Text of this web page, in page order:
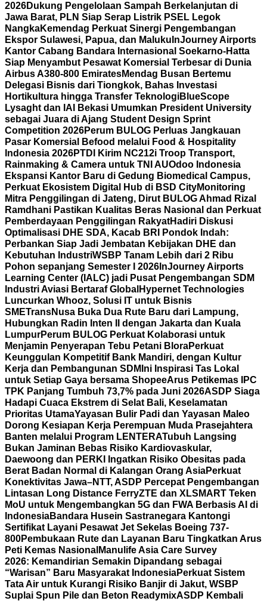
2026Dukung Pengelolaan Sampah Berkelanjutan di
Jawa Barat, PLN Siap Serap Listrik PSEL Legok
NangkaKemendag Perkuat Sinergi Pengembangan
Ekspor Sulawesi, Papua, dan Maluku InJourney Airports
Kantor Cabang Bandara Internasional Soekarno-Hatta
Siap Menyambut Pesawat Komersial Terbesar di Dunia
Airbus A380-800 EmiratesMendag Busan Bertemu
Delegasi Bisnis dari Tiongkok, Bahas Investasi
Hortikultura hingga Transfer TeknologiBlueScope
Lysaght dan IAI Bekasi Umumkan President University
sebagai Juara di Ajang Student Design Sprint
Competition 2026Perum BULOG Perluas Jangkauan
Pasar Komersial Befood melalui Food & Hospitality
Indonesia 2026PTDI Kirim NC212i Troop Transport,
Rainmaking & Camera untuk TNI AUOdoo Indonesia
Ekspansi Kantor Baru di Gedung Biomedical Campus,
Perkuat Ekosistem Digital Hub di BSD CityMonitoring
Mitra Penggilingan di Jateng, Dirut BULOG Ahmad Rizal
Ramdhani Pastikan Kualitas Beras Nasional dan Perkuat
Pemberdayaan Penggilingan RakyatHadiri Diskusi
Optimalisasi DHE SDA, Kacab BRI Pondok Indah:
Perbankan Siap Jadi Jembatan Kebijakan DHE dan
Kebutuhan IndustriWSBP Tanam Lebih dari 2 Ribu
Pohon sepanjang Semester I 2026 InJourney Airports
Learning Center (IALC) jadi Pusat Pengembangan SDM
Industri Aviasi Bertaraf Global Hypernet Technologies
Luncurkan Whooz, Solusi IT untuk Bisnis
SMETransNusa Buka Dua Rute Baru dari Lampung,
Hubungkan Radin Inten II dengan Jakarta dan Kuala
LumpurPerum BULOG Perkuat Kolaborasi untuk
Menjamin Penyerapan Tebu Petani BloraPerkuat
Keunggulan Kompetitif Bank Mandiri, dengan Kultur
Kerja dan Pembangunan SDM Ini Inspirasi Tas Lokal
untuk Setiap Gaya bersama ShopeeArus Petikemas IPC
TPK Panjang Tumbuh 73,7% pada Juni 2026ASDP Siaga
Hadapi Cuaca Ekstrem di Selat Bali, Keselamatan
Prioritas UtamaYayasan Bulir Padi dan Yayasan Maleo
Dorong Kesiapan Kerja Perempuan Muda Prasejahtera
Banten melalui Program LENTERATubuh Langsing
Bukan Jaminan Bebas Risiko Kardiovaskular,
Daewoong dan PERKI Ingatkan Risiko Obesitas pada
Berat Badan Normal di Kalangan Orang AsiaPerkuat
Konektivitas Jawa–NTT, ASDP Percepat Pengembangan
Lintasan Long Distance FerryZTE dan XLSMART Teken
MoU untuk Mengembangkan 5G dan FWA Berbasis AI di
IndonesiaBandara Husein Sastranegara Kantongi
Sertifikat Layani Pesawat Jet Sekelas Boeing 737-
800Pembukaan Rute dan Layanan Baru Tingkatkan Arus
Peti Kemas Nasional Manulife Asia Care Survey
2026: Kemandirian Semakin Dipandang sebagai
“Warisan” Baru Masyarakat IndonesiaPerkuat Sistem
Tata Air untuk Kurangi Risiko Banjir di Jakut, WSBP
Suplai Spun Pile dan Beton ReadymixASDP Kembali